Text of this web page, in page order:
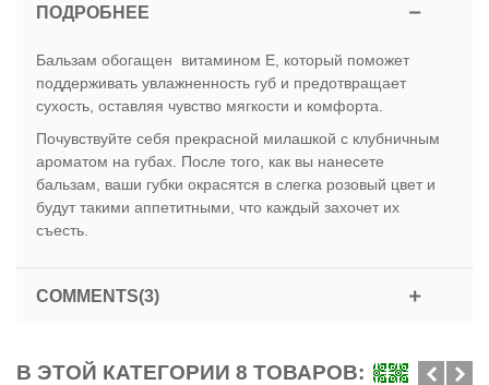
ПОДРОБНЕЕ
Бальзам обогащен витамином Е, который поможет
поддерживать увлажненность губ и предотвращает
сухость, оставляя чувство мягкости и комфорта.
Почувствуйте себя прекрасной милашкой с клубничным
ароматом на губах. После того, как вы нанесете
бальзам, ваши губки окрасятся в слегка розовый цвет и
будут такими аппетитными, что каждый захочет их
съесть.
COMMENTS(3)
В ЭТОЙ КАТЕГОРИИ 8 ТОВАРОВ: